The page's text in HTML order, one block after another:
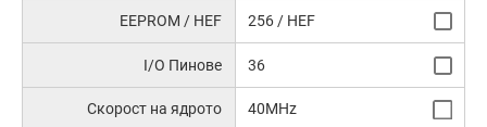
EEPROM / HEF 256 / HEF
I/O Пинове 36
Скорост на ядрото 40MHz